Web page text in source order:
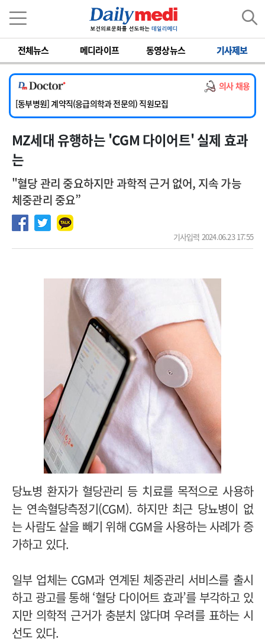
전체뉴스 메디라이프 동영상뉴스 기사제보
의사 채용
[서울아산병원] 2026년 하반기 인턴 모집
[영남대학교의료원] 마취통증의학과 임기제 임상의사 채용
[충남대학교병원] 소아청소년과(소아응급전담) 계약직 의사 공개채용
[동부병원] 계약직(응급의학과 전문의) 직원모집
[이대목동병원] 하반기 전공의(레지던트1년차) 모집
[서울아산병원] 2026년 하반기 인턴 모집
[영남대학교의료원] 마취통증의학과 임기제 임상의사 채용
MZ세대 유행하는 'CGM 다이어트' 실제 효과
는
"혈당 관리 중요하지만 과학적 근거 없어, 지속 가능
체중관리 중요”
기사입력 2024.06.23 17:55
당뇨병 환자가 혈당관리 등 치료를 목적으로 사용하
는 연속혈당측정기(CGM). 하지만 최근 당뇨병이 없
는 사람도 살을 빼기 위해 CGM을 사용하는 사례가 증
가하고 있다.
일부 업체는 CGM과 연계된 체중관리 서비스를 출시
하고 광고를 통해 ‘혈당 다이어트 효과’를 부각하고 있
지만 의학적 근거가 충분치 않다며 우려를 표하는 시
선도 있다.